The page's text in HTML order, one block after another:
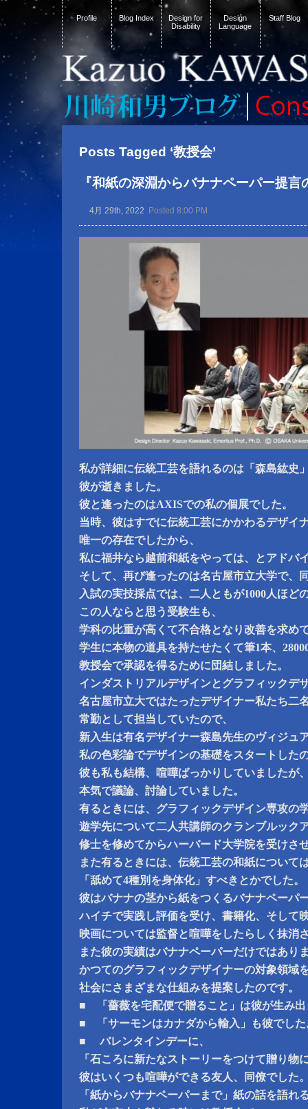
Profile Blog Index
Design for
Disability
Design
Language
Staff Blog
Posts Tagged ‘教授会’
『和紙の深淵からバナナペーパー提言
4月 29th, 2022 Posted 8:00 PM
私が詳細に伝統工芸を語れるのは「森島紘史
彼が逝きました。
彼と逢ったのはAXISでの私の個展でした。
当時、彼はすでに伝統工芸にかかわるデザイ
唯一の存在でしたから、
私に福井なら越前和紙をやっては、とアドバ
そして、再び逢ったのは名古屋市立大学で、
入試の実技採点では、二人ともが1000人ほど
この人ならと思う受験生も、
学科の比重が高くて不合格となり改善を求め
学生に本物の道具を持たせたくて筆1本、
教授会で承認を得るために団結しました。
インダストリアルデザインとグラフィックデ
名古屋市立大ではたったデザイナー私たち二
常勤として担当していたので、
新入生は有名デザイナー森島先生のヴィジュ
私の色彩論でデザインの基礎をスタートした
彼も私も結構、喧嘩ばっかりしていましたが
本気で議論、討論していました。
有るときには、グラフィックデザイン専攻の
遊学先について二人共講師のクランブルック
修士を修めてからハーバード大学院を受けさ
また有るときには、伝統工芸の和紙について
「舐めて4種別を身体化」すべきとかでした。
彼はバナナの茎から紙をつくるバナナペーパ
ハイチで実践し評価を受け、書籍化、そして
映画については監督と喧嘩をしたらしく抹消
また彼の実績はバナナペーパーだけではあり
かつてのグラフィックデザイナーの対象領域
社会にさまざまな仕組みを提案したのです。
■ 「薔薇を宅配便で贈ること」は彼が生み出
■ 「サーモンはカナダから輸入」も彼でした
■ バレンタインデーに、
「石ころに新たなストーリーをつけて贈り物
彼はいくつも喧嘩ができる友人、同僚でした
「紙からバナナペーパーまで」紙の話を語れ